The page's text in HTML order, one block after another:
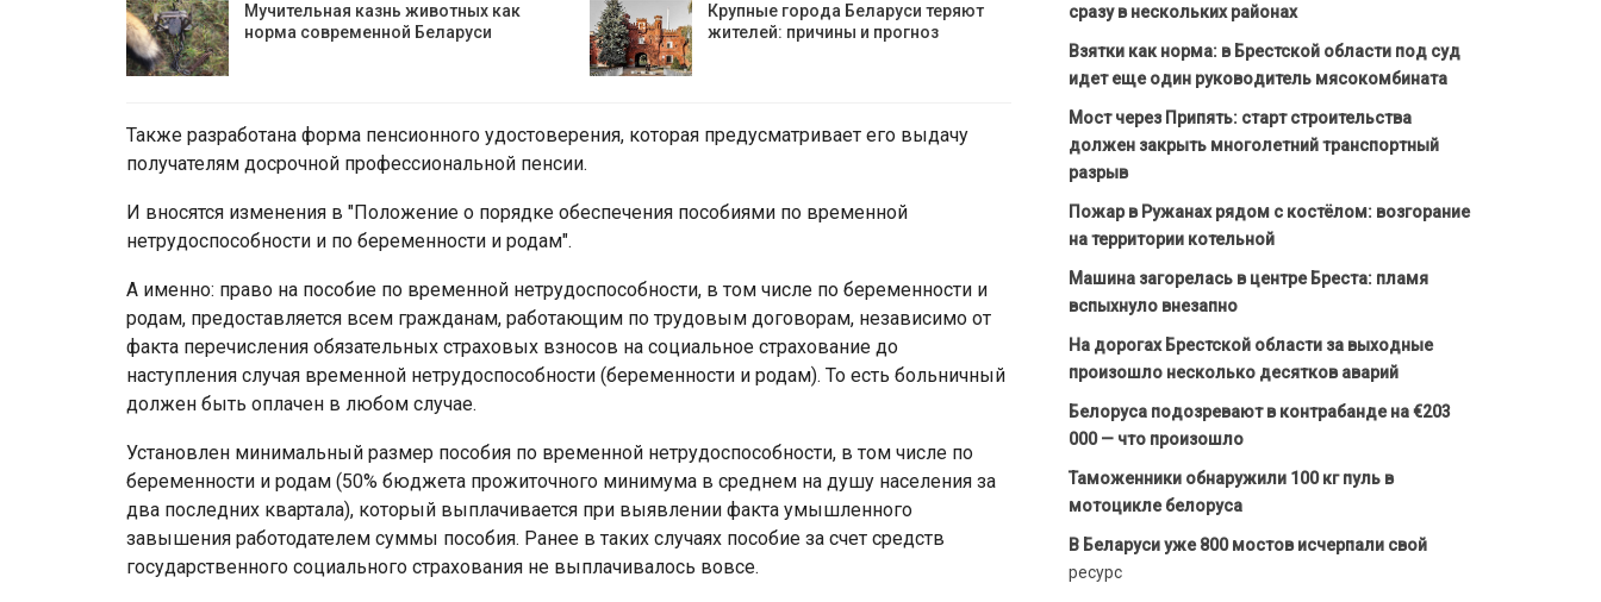
Мучительная казнь животных как
норма современной Беларуси
Крупные города Беларуси теряют
жителей: причины и прогноз
Также разработана форма пенсионного удостоверения, которая предусматривает его выдачу
получателям досрочной профессиональной пенсии.
И вносятся изменения в "Положение о порядке обеспечения пособиями по временной
нетрудоспособности и по беременности и родам".
А именно: право на пособие по временной нетрудоспособности, в том числе по беременности и
родам, предоставляется всем гражданам, работающим по трудовым договорам, независимо от
факта перечисления обязательных страховых взносов на социальное страхование до
наступления случая временной нетрудоспособности (беременности и родам). То есть больничный
должен быть оплачен в любом случае.
Установлен минимальный размер пособия по временной нетрудоспособности, в том числе по
беременности и родам (50% бюджета прожиточного минимума в среднем на душу населения за
два последних квартала), который выплачивается при выявлении факта умышленного
завышения работодателем суммы пособия. Ранее в таких случаях пособие за счет средств
государственного социального страхования не выплачивалось вовсе.
сразу в нескольких районах
Взятки как норма: в Брестской области под суд
идет еще один руководитель мясокомбината
Мост через Припять: старт строительства
должен закрыть многолетний транспортный
разрыв
Пожар в Ружанах рядом с костёлом: возгорание
на территории котельной
Машина загорелась в центре Бреста: пламя
вспыхнуло внезапно
На дорогах Брестской области за выходные
произошло несколько десятков аварий
Белоруса подозревают в контрабанде на €203
000 — что произошло
Таможенники обнаружили 100 кг пуль в
мотоцикле белоруса
В Беларуси уже 800 мостов исчерпали свой
ресурс